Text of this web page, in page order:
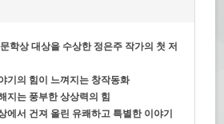
학상 대상을 수상한 정은주 작가의 첫 저
기의 힘이 느껴지는 창작동화
지는 풍부한 상상력의 힘
에서 건져 올린 유쾌하고 특별한 이야기